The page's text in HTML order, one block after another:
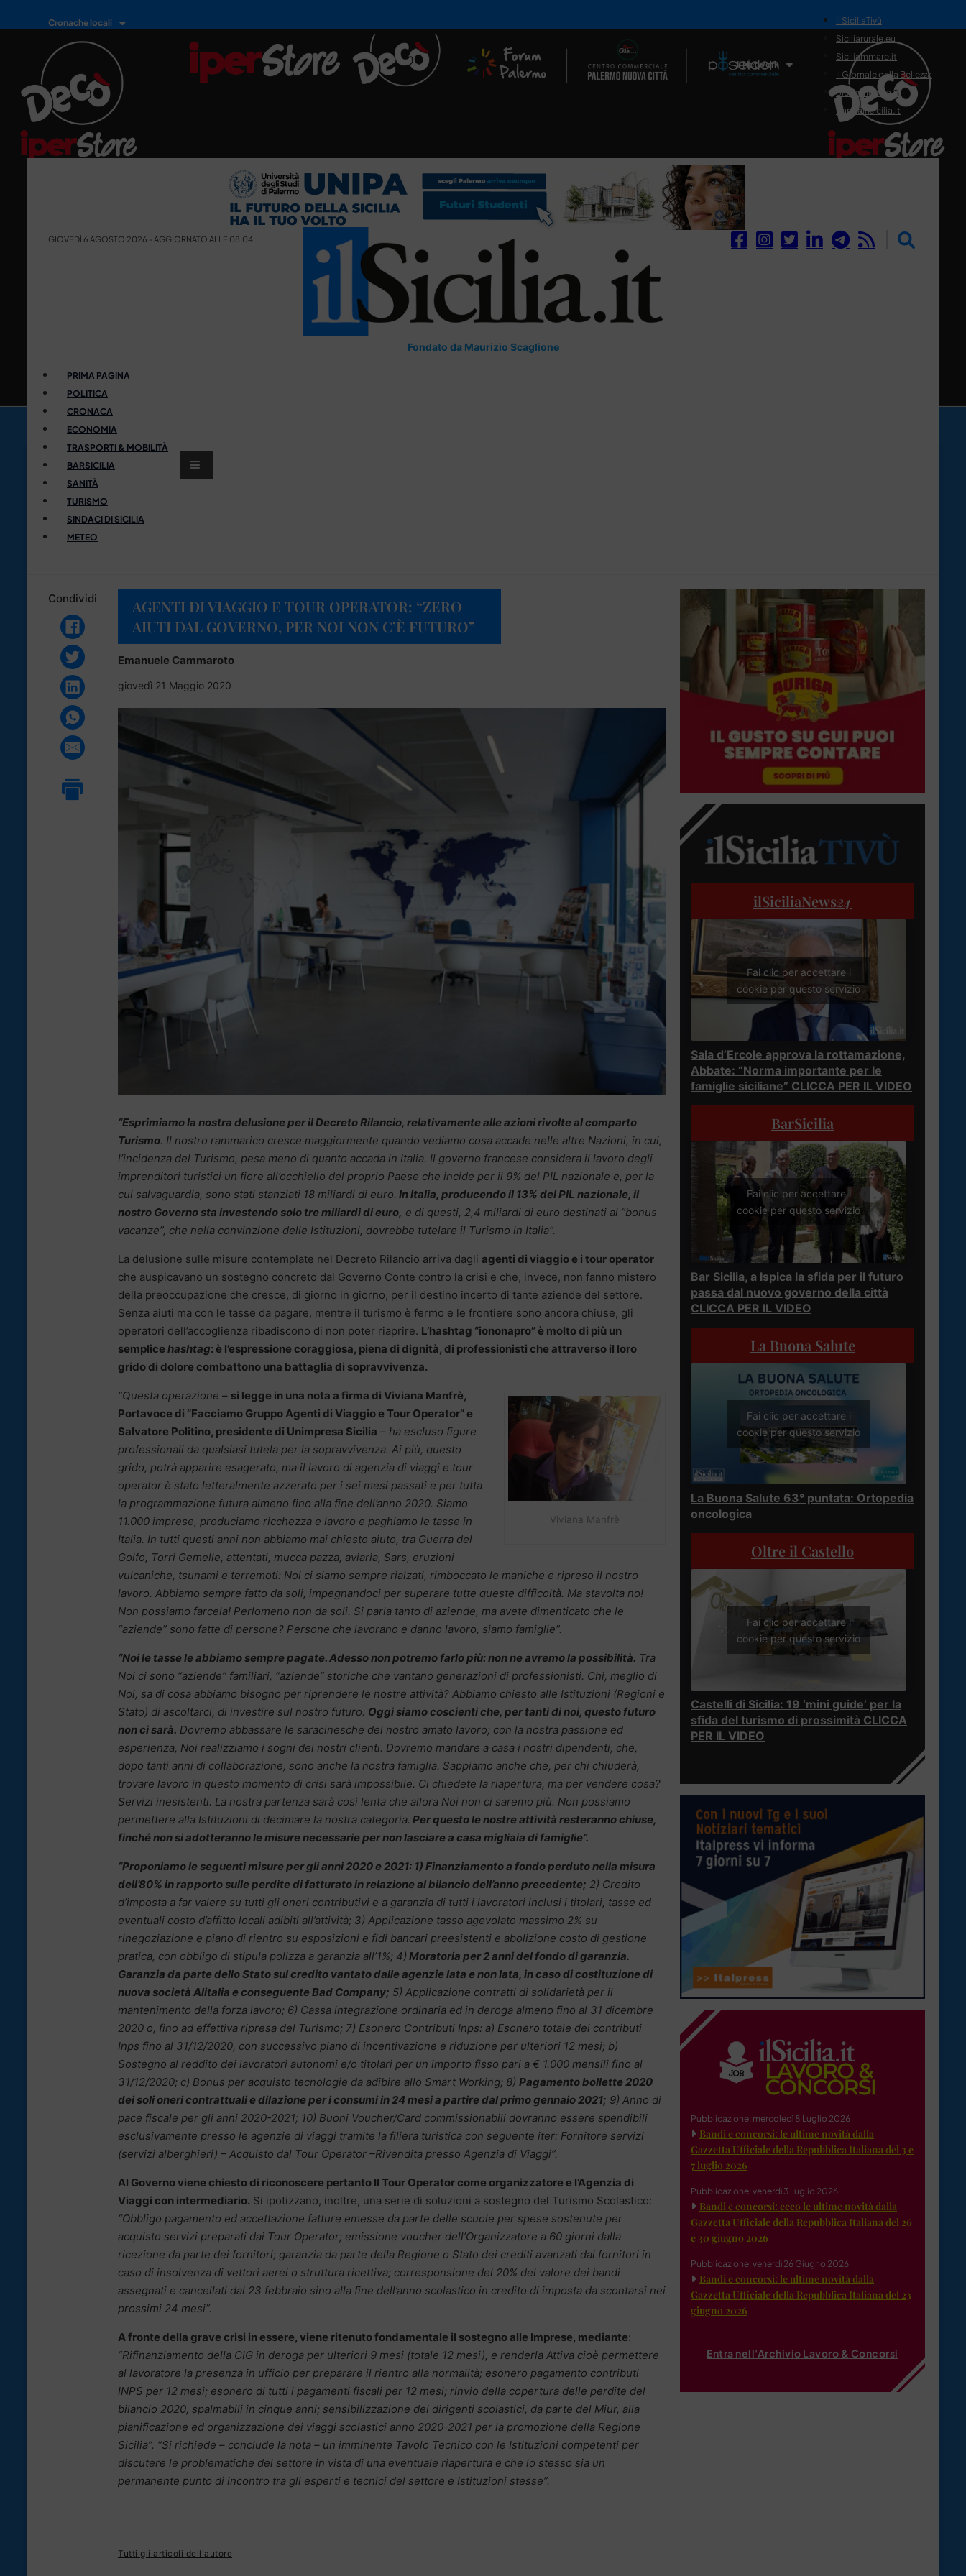
Cronache locali
Il Network
il SiciliaTivù
Siciliarurale.eu
Siciliammare.it
Il Giornale della Bellezza
Siciliamedica.it
Sanitainsicilia.it
GIOVEDÌ 6 AGOSTO 2026 - AGGIORNATO ALLE 08:04
Fondato da Maurizio Scaglione
PRIMA PAGINA
POLITICA
CRONACA
ECONOMIA
TRASPORTI & MOBILITÀ
BARSICILIA
SANITÀ
TURISMO
SINDACI DI SICILIA
METEO
Condividi
AGENTI DI VIAGGIO E TOUR OPERATOR: “ZERO
AIUTI DAL GOVERNO, PER NOI NON C’È FUTURO”
Emanuele Cammaroto
giovedì 21 Maggio 2020
“Esprimiamo la nostra delusione per il Decreto Rilancio, relativamente alle azioni rivolte al comparto
Turismo. Il nostro rammarico cresce maggiormente quando vediamo cosa accade nelle altre Nazioni, in cui,
l’incidenza del Turismo, pesa meno di quanto accada in Italia. Il governo francese considera il lavoro degli
imprenditori turistici un fiore all’occhiello del proprio Paese che incide per il 9% del PIL nazionale e, per la
cui salvaguardia, sono stati stanziati 18 miliardi di euro. In Italia, producendo il 13% del PIL nazionale, il
nostro Governo sta investendo solo tre miliardi di euro, e di questi, 2,4 miliardi di euro destinati al “bonus
vacanze”, che nella convinzione delle Istituzioni, dovrebbe tutelare il Turismo in Italia”.
La delusione sulle misure contemplate nel Decreto Rilancio arriva dagli agenti di viaggio e i tour operator
che auspicavano un sostegno concreto dal Governo Conte contro la crisi e che, invece, non fanno mistero
della preoccupazione che cresce, di giorno in giorno, per il destino incerto di tante aziende del settore.
Senza aiuti ma con le tasse da pagare, mentre il turismo è fermo e le frontiere sono ancora chiuse, gli
operatori dell’accoglienza ribadiscono di non poter riaprire. L’hashtag “iononapro” è molto di più un
semplice hashtag: è l’espressione coraggiosa, piena di dignità, di professionisti che attraverso il loro
grido di dolore combattono una battaglia di sopravvivenza.
Viviana Manfrè
“Questa operazione – si legge in una nota a firma di Viviana Manfrè,
Portavoce di “Facciamo Gruppo Agenti di Viaggio e Tour Operator” e
Salvatore Politino, presidente di Unimpresa Sicilia – ha escluso figure
professionali da qualsiasi tutela per la sopravvivenza. Ai più, questo
grido, potrà apparire esagerato, ma il lavoro di agenzia di viaggi e tour
operator è stato letteralmente azzerato per i sei mesi passati e per tutta
la programmazione futura almeno fino alla fine dell’anno 2020. Siamo
11.000 imprese, produciamo ricchezza e lavoro e paghiamo le tasse in
Italia. In tutti questi anni non abbiamo mai chiesto aiuto, tra Guerra del
Golfo, Torri Gemelle, attentati, mucca pazza, aviaria, Sars, eruzioni
vulcaniche, tsunami e terremoti: Noi ci siamo sempre rialzati, rimboccato le maniche e ripreso il nostro
lavoro. Abbiamo sempre fatto da soli, impegnandoci per superare tutte queste difficoltà. Ma stavolta no!
Non possiamo farcela! Perlomeno non da soli. Si parla tanto di aziende, ma avete dimenticato che le
“aziende” sono fatte di persone? Persone che lavorano e danno lavoro, siamo famiglie”.
“Noi le tasse le abbiamo sempre pagate. Adesso non potremo farlo più: non ne avremo la possibilità. Tra
Noi ci sono “aziende” familiari, “aziende” storiche che vantano generazioni di professionisti. Chi, meglio di
Noi, sa di cosa abbiamo bisogno per riprendere le nostre attività? Abbiamo chiesto alle Istituzioni (Regioni e
Stato) di ascoltarci, di investire sul nostro futuro. Oggi siamo coscienti che, per tanti di noi, questo futuro
non ci sarà. Dovremo abbassare le saracinesche del nostro amato lavoro; con la nostra passione ed
esperienza, Noi realizziamo i sogni dei nostri clienti. Dovremo mandare a casa i nostri dipendenti, che,
dopo tanti anni di collaborazione, sono anche la nostra famiglia. Sappiamo anche che, per chi chiuderà,
trovare lavoro in questo momento di crisi sarà impossibile. Ci chiedete la riapertura, ma per vendere cosa?
Servizi inesistenti. La nostra partenza sarà così lenta che allora Noi non ci saremo più. Non possiamo
permettere alla Istituzioni di decimare la nostra categoria. Per questo le nostre attività resteranno chiuse,
finché non si adotteranno le misure necessarie per non lasciare a casa migliaia di famiglie”.
“Proponiamo le seguenti misure per gli anni 2020 e 2021: 1) Finanziamento a fondo perduto nella misura
dell’80% in rapporto sulle perdite di fatturato in relazione al bilancio dell’anno precedente; 2) Credito
d’imposta a far valere su tutti gli oneri contributivi e a garanzia di tutti i lavoratori inclusi i titolari, tasse ed
eventuali costo d’affitto locali adibiti all’attività; 3) Applicazione tasso agevolato massimo 2% su
rinegoziazione e piano di rientro su esposizioni e fidi bancari preesistenti e abolizione costo di gestione
pratica, con obbligo di stipula polizza a garanzia all’1%; 4) Moratoria per 2 anni del fondo di garanzia.
Garanzia da parte dello Stato sul credito vantato dalle agenzie Iata e non Iata, in caso di costituzione di
nuova società Alitalia e conseguente Bad Company; 5) Applicazione contratti di solidarietà per il
mantenimento della forza lavoro; 6) Cassa integrazione ordinaria ed in deroga almeno fino al 31 dicembre
2020 o, fino ad effettiva ripresa del Turismo; 7) Esonero Contributi Inps: a) Esonero totale dei contributi
Inps fino al 31/12/2020, con successivo piano di incentivazione e riduzione per ulteriori 12 mesi; b)
Sostegno al reddito dei lavoratori autonomi e/o titolari per un importo fisso pari a € 1.000 mensili fino al
31/12/2020; c) Bonus per acquisto tecnologie da adibire allo Smart Working; 8) Pagamento bollette 2020
dei soli oneri contrattuali e dilazione per i consumi in 24 mesi a partire dal primo gennaio 2021; 9) Anno di
pace fiscale per gli anni 2020-2021; 10) Buoni Voucher/Card commissionabili dovranno essere spendibili
esclusivamente presso le agenzie di viaggi tramite la filiera turistica con seguente iter: Fornitore servizi
(servizi alberghieri) – Acquisto dal Tour Operator –Rivendita presso Agenzia di Viaggi”.
Al Governo viene chiesto di riconoscere pertanto Il Tour Operator come organizzatore e l’Agenzia di
Viaggi con intermediario. Si ipotizzano, inoltre, una serie di soluzioni a sostegno del Turismo Scolastico:
“Obbligo pagamento ed accettazione fatture emesse da parte delle scuole per spese sostenute per
acquisto servizi preparati dai Tour Operator; emissione voucher dell’Organizzatore a 60 giorni dalla
ricezione da parte dei fornitori; garanzia da parte della Regione o Stato dei crediti avanzati dai fornitori in
caso di insolvenza di vettori aerei o struttura ricettiva; corresponsione del 20% del valore dei bandi
assegnati e cancellati dal 23 febbraio sino alla fine dell’anno scolastico in credito di imposta da scontarsi nei
prossimi 24 mesi”.
A fronte della grave crisi in essere, viene ritenuto fondamentale il sostegno alle Imprese, mediante:
“Rifinanziamento della CIG in deroga per ulteriori 9 mesi (totale 12 mesi), e renderla Attiva cioè permettere
al lavoratore la presenza in ufficio per preparare il rientro alla normalità; esonero pagamento contributi
INPS per 12 mesi; esonero di tutti i pagamenti fiscali per 12 mesi; rinvio della copertura delle perdite del
bilancio 2020, spalmabili in cinque anni; sensibilizzazione dei dirigenti scolastici, da parte del Miur, alla
pianificazione ed organizzazione dei viaggi scolastici anno 2020-2021 per la promozione della Regione
Sicilia”. “Si richiede – conclude la nota – un imminente Tavolo Tecnico con le Istituzioni competenti per
discutere le problematiche del settore in vista di una eventuale riapertura e che lo stesso sia un
permanente punto di incontro tra gli esperti e tecnici del settore e Istituzioni stesse”.
Tutti gli articoli dell'autore
ilSiciliaNews24
Fai clic per accettare i
cookie per questo servizio
Sala d’Ercole approva la rottamazione,
Abbate: “Norma importante per le
famiglie siciliane” CLICCA PER IL VIDEO
BarSicilia
Fai clic per accettare i
cookie per questo servizio
Bar Sicilia, a Ispica la sfida per il futuro
passa dal nuovo governo della città
CLICCA PER IL VIDEO
La Buona Salute
Fai clic per accettare i
cookie per questo servizio
La Buona Salute 63° puntata: Ortopedia
oncologica
Oltre il Castello
Fai clic per accettare i
cookie per questo servizio
Castelli di Sicilia: 19 ‘mini guide’ per la
sfida del turismo di prossimità CLICCA
PER IL VIDEO
Pubblicazione: mercoledì 8 Luglio 2026
Bandi e concorsi: le ultime novità dalla
Gazzetta Ufficiale della Repubblica Italiana del 3 e
7 luglio 2026
Pubblicazione: venerdì 3 Luglio 2026
Bandi e concorsi: ecco le ultime novità dalla
Gazzetta Ufficiale della Repubblica Italiana del 26
e 30 giugno 2026
Pubblicazione: venerdì 26 Giugno 2026
Bandi e concorsi: le ultime novità dalla
Gazzetta Ufficiale della Repubblica Italiana del 23
giugno 2026
Entra nell'Archivio Lavoro & Concorsi